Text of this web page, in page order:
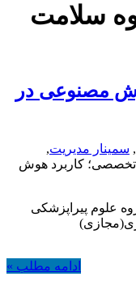
سلامت
مصنوعی در
, سمینار مدیریت,
کاربرد هوش
علوم پیراپزشکی
ادامه مطلب »